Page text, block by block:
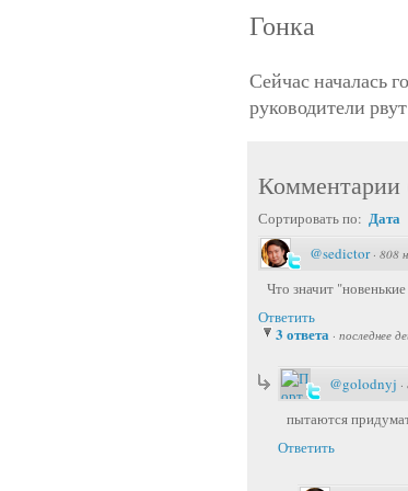
Гонка
Сейчас началась
руководители
Комментарии
Сортировать по: Дата
@sedictor · 808
Что значит
Ответить
3 ответа · последнее
@golodnyj ·
пытаются
Ответить